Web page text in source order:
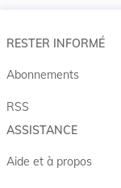
RESTER INFORMÉ
Abonnements
RSS
ASSISTANCE
Aide et à propos